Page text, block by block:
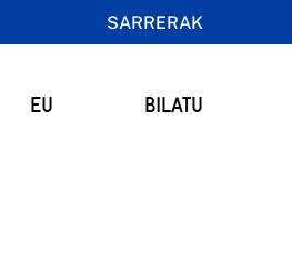
SARRERAK
EU BILATU